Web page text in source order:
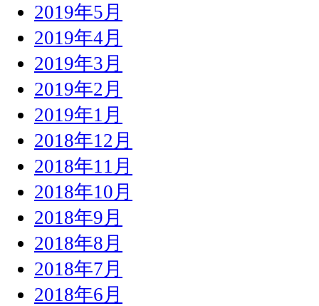
2019年5月
2019年4月
2019年3月
2019年2月
2019年1月
2018年12月
2018年11月
2018年10月
2018年9月
2018年8月
2018年7月
2018年6月